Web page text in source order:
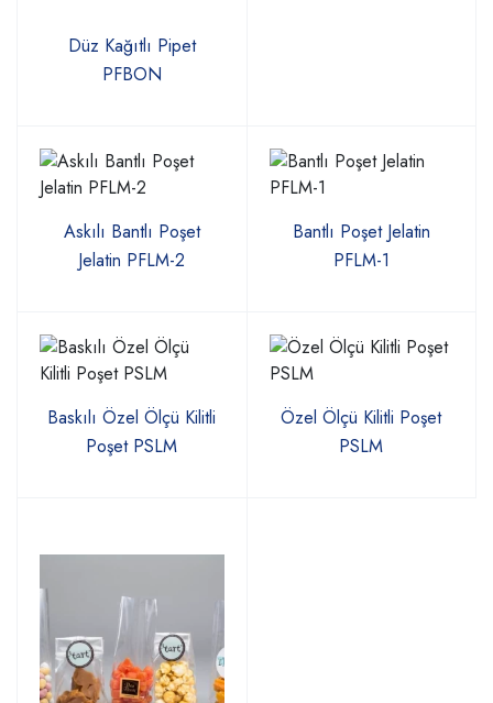
Düz Kağıtlı Pipet
PFBON
Askılı Bantlı Poşet
Jelatin PFLM-2
Bantlı Poşet Jelatin
PFLM-1
Baskılı Özel Ölçü Kilitli
Poşet PSLM
Özel Ölçü Kilitli Poşet
PSLM